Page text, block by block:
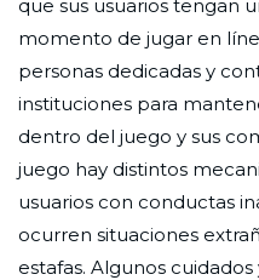
que sus usuarios tengan
momento de jugar en
personas dedicadas y
instituciones para
dentro del juego y sus
juego hay distintos
usuarios con conductas
ocurren situaciones
estafas. Algunos